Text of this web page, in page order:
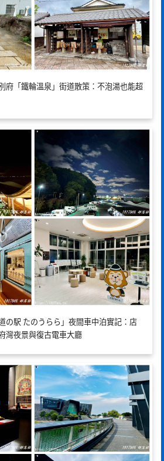
府「鐵輪溫泉」街道散策：不泡湯也能超
の駅 たのうらら」夜間車中泊實記：店
灣夜景與復古電車大廳